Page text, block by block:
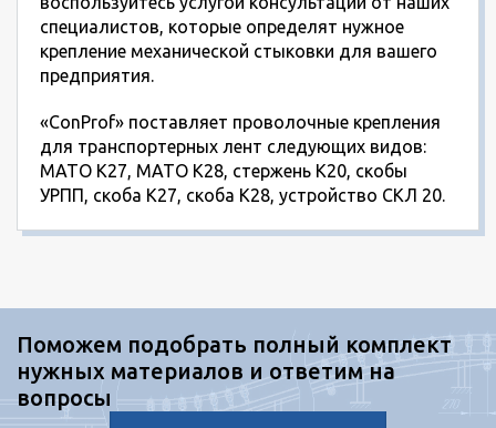
специалистов, которые определят нужное
крепление механической стыковки для вашего
предприятия.
«ConProf» поставляет проволочные крепления
для транспортерных лент следующих видов:
MATO K27, MATO K28, стержень К20, скобы
УРПП, скоба К27, скоба К28, устройство СКЛ 20.
Поможем подобрать полный комплект
нужных материалов и ответим на
вопросы